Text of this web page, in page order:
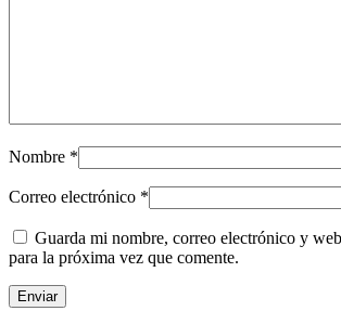
Nombre *
Correo electrónico *
Guarda mi nombre, correo electrónico y
para la próxima vez que comente.